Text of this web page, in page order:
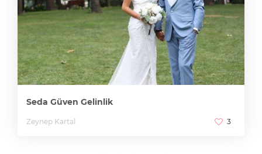
Seda Güven Gelinlik
Zeynep Kartal 3